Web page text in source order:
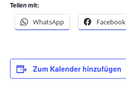
Teilen mit:
WhatsApp
Facebook
Zum Kalender hinzufügen